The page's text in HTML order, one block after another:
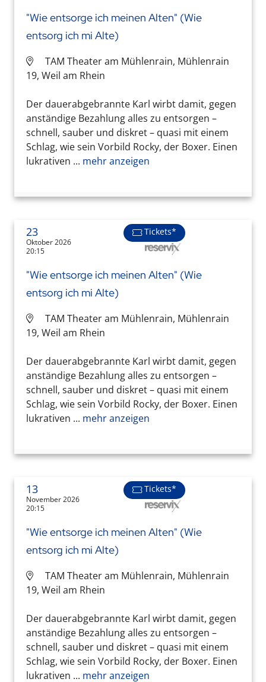
"Wie entsorge ich meinen Alten" (Wie
entsorg ich mi Alte)
TAM Theater am Mühlenrain, Mühlenrain
19, Weil am Rhein
Der dauerabgebrannte Karl wirbt damit, gegen
anständige Bezahlung alles zu entsorgen –
schnell, sauber und diskret – quasi mit einem
Schlag, wie sein Vorbild Rocky, der Boxer. Einen
lukrativen ... mehr anzeigen
23
Oktober 2026
20:15
Tickets*
"Wie entsorge ich meinen Alten" (Wie
entsorg ich mi Alte)
TAM Theater am Mühlenrain, Mühlenrain
19, Weil am Rhein
Der dauerabgebrannte Karl wirbt damit, gegen
anständige Bezahlung alles zu entsorgen –
schnell, sauber und diskret – quasi mit einem
Schlag, wie sein Vorbild Rocky, der Boxer. Einen
lukrativen ... mehr anzeigen
13
November 2026
20:15
Tickets*
"Wie entsorge ich meinen Alten" (Wie
entsorg ich mi Alte)
TAM Theater am Mühlenrain, Mühlenrain
19, Weil am Rhein
Der dauerabgebrannte Karl wirbt damit, gegen
anständige Bezahlung alles zu entsorgen –
schnell, sauber und diskret – quasi mit einem
Schlag, wie sein Vorbild Rocky, der Boxer. Einen
lukrativen ... mehr anzeigen